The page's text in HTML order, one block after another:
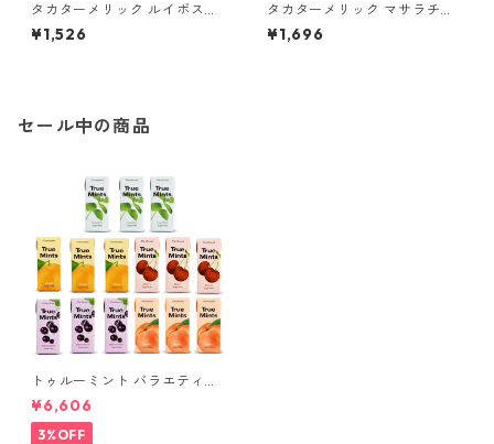
タカターメリック ルイボス＆
ハニーブッシュ 15ティーバッ
グ（カフェインフリー）＊外
¥1,526
タカターメリック マサラチャ
イ 15ティーバッグ
¥1,696
セール中の商品
トゥルーミント バラエティー
パック 5種類, 各3個（計15
個）(13g×15個)
¥6,606
3%OFF